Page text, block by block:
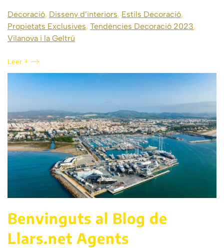
Decoració, Disseny d’interiors, Estils Decoració,
Propietats Exclusives, Tendències Decoració 2023,
Vilanova i la Geltrú
Leer +
Benvinguts al Blog de
Llars.net Agents